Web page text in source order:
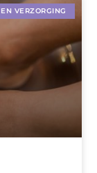
VERZORGING